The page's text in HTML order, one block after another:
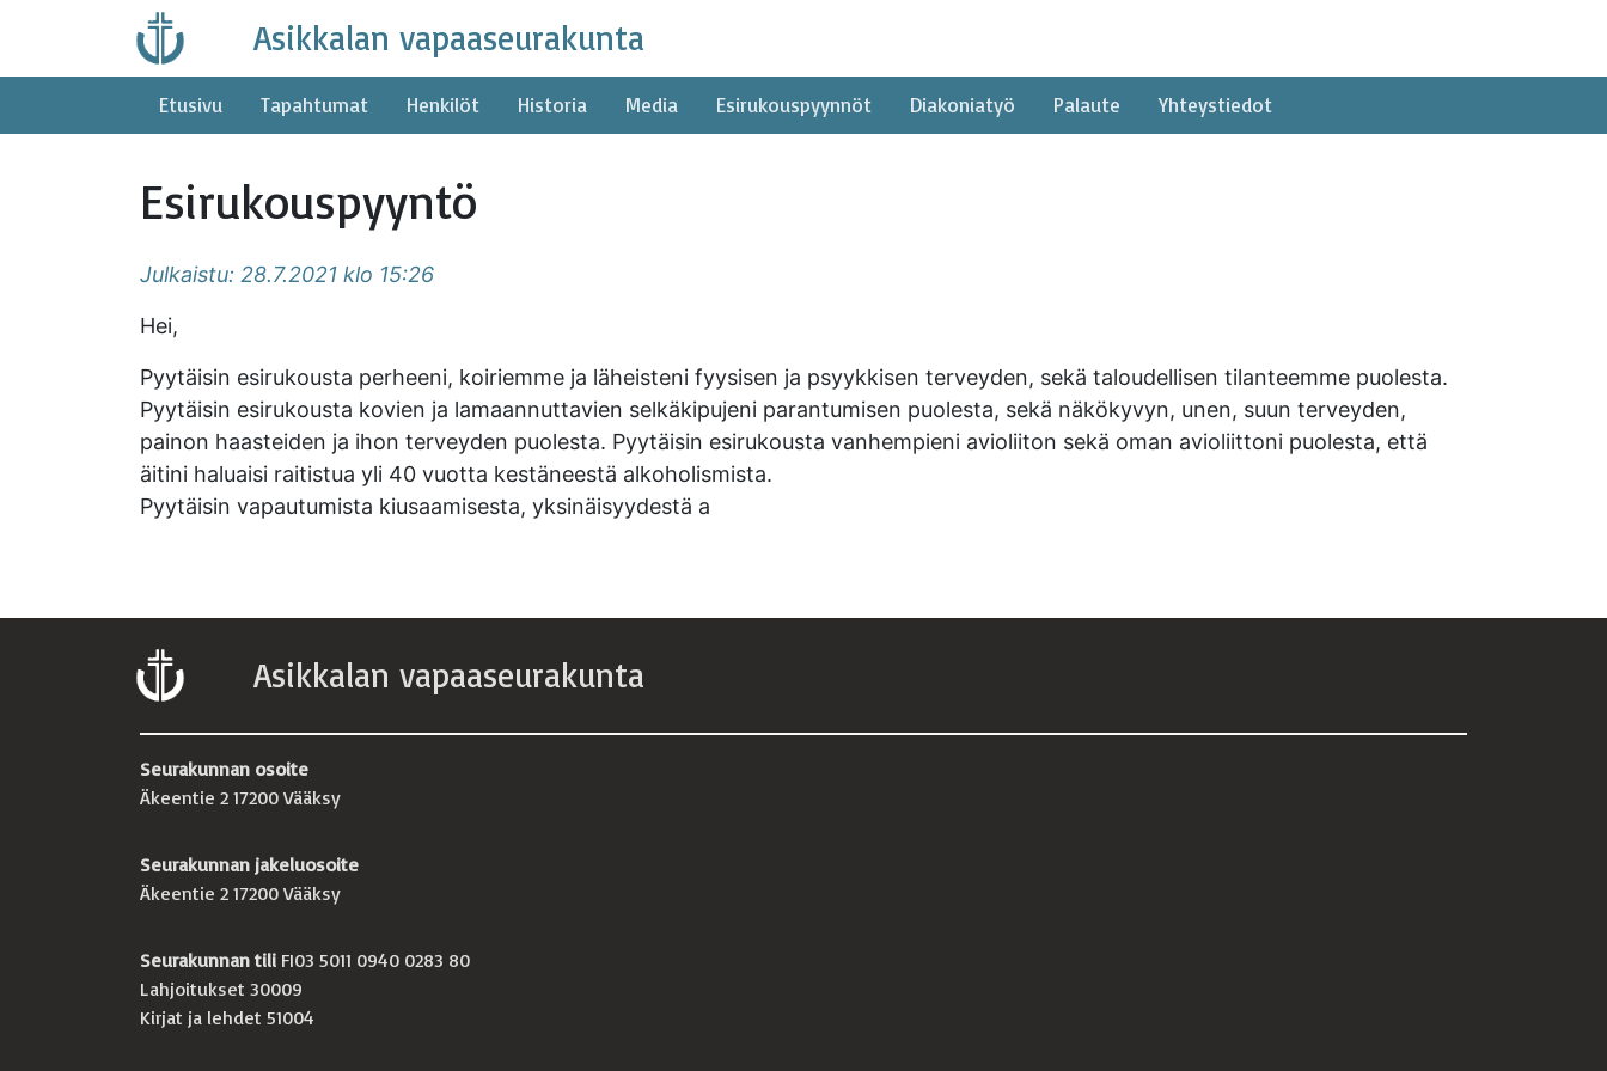
content
Asikkalan vapaaseurakunta
Etusivu Tapahtumat Henkilöt Historia Media Esirukouspyynnöt Diakoniatyö Palaute Yhteystiedot
Esirukouspyyntö
Julkaistu: 28.7.2021 klo 15:26
Hei,
Pyytäisin esirukousta perheeni, koiriemme ja läheisteni fyysisen ja psyykkisen terveyden, sekä taloudellisen tilanteemme puolesta.
Pyytäisin esirukousta kovien ja lamaannuttavien selkäkipujeni parantumisen puolesta, sekä näkökyvyn, unen, suun terveyden,
painon haasteiden ja ihon terveyden puolesta. Pyytäisin esirukousta vanhempieni avioliiton sekä oman avioliittoni puolesta, että
äitini haluaisi raitistua yli 40 vuotta kestäneestä alkoholismista.
Pyytäisin vapautumista kiusaamisesta, yksinäisyydestä a
Asikkalan vapaaseurakunta
Seurakunnan osoite
Äkeentie 2 17200 Vääksy
Seurakunnan jakeluosoite
Äkeentie 2 17200 Vääksy
Seurakunnan tili FI03 5011 0940 0283 80
Lahjoitukset 30009
Kirjat ja lehdet 51004